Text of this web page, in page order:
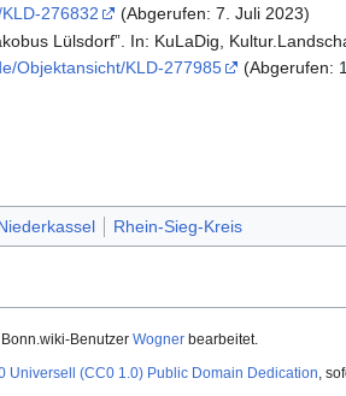
276832
(Abgerufen: 7. Juli 2023)
Lülsdorf”. In: KuLaDig,
Objektansicht/KLD-277985
(Abgerufen:
Rhein-Sieg-Kreis
Benutzer Wogner bearbeitet.
Universell (CC0 1.0) Public Domain Dedication,